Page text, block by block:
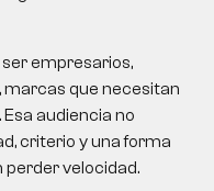
empresarios,
marcas que necesitan
audiencia no
criterio y una forma
perder velocidad.